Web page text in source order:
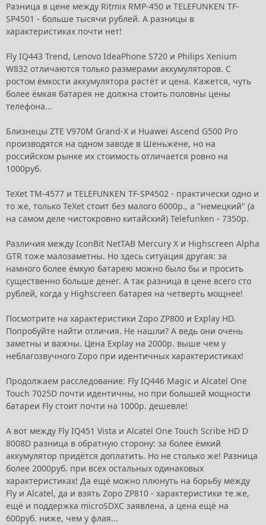
Разница в цене между Ritmix RMP-450 и TELEFUNKEN TF-
SP4501 - больше тысячи рублей. А разницы в
характеристиках почти нет!
Fly IQ443 Trend, Lenovo IdeaPhone S720 и Philips Xenium
W832 отличаются только размерами аккумуляторов. С
ростом ёмкости аккумулятора растёт и цена. Кажется, чуть
более ёмкая батарея не должна стоить половны цены
телефона...
Близнецы ZTE V970M Grand-X и Huawei Ascend G500 Pro
производятся на одном заводе в Шеньжене, но на
российском рынке их стоимость отличается ровно на
1000руб.
TeXet TM-4577 и TELEFUNKEN TF-SP4502 - практически одно и
то же, только TeXet стоит без малого 6000р., а "немецкий" (а
на самом деле чистокровно китайский) Telefunken - 7350р.
Различия между IconBit NetTAB Mercury X и Highscreen Alpha
GTR тоже малозаметны. Но здесь ситуация другая: за
намного более ёмкую батарею можно было бы и просить
существенно больше денег. А так разница в цене всего сто
рублей, когда у Highscreen батарея на четверть мощнее!
Посмотрите на характеристики Zopo ZP800 и Explay HD.
Попробуйте найти отличия. Не нашли? А ведь они очень
заметны и важны. Цена Explay на 2000р. выше чем у
неблагозвучного Zopo при идентичных характеристиках!
Продолжаем расследование: Fly IQ446 Magic и Alcatel One
Touch 7025D почти идентичны, но при большей мощности
батареи Fly стоит почти на 1000р. дешевле!
А вот между Fly IQ451 Vista и Alcatel One Touch Scribe HD D
8008D разница в обратную сторону: за более ёмкий
аккумулятор придётся доплатить. Но не столько же! Разница
более 2000руб. при всех остальных одинаковых
характеристиках! Да ещё можно плюнуть на борьбу между
Fly и Alcatel, да и взять Zopo ZP810 - характеристики те же,
ещё и поддержка microSDXC заявлена, а цена ещё на
600руб. ниже, чем у флая...